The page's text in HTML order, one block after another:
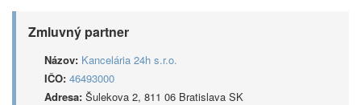
Zmluvný partner
Názov: Kancelária 24h s.r.o.
IČO: 46493000
Adresa: Šulekova 2, 811 06 Bratislava SK